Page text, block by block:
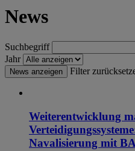
News
Suchbegriff
Jahr
News anzeigen Filter
Weiterentwicklung
Navalisierung mit